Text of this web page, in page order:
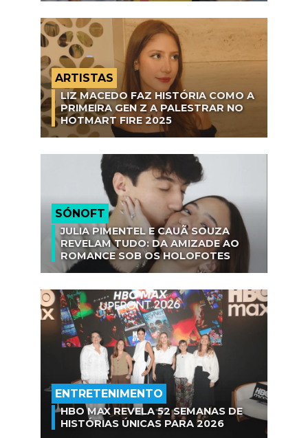
ARTISTAS
LIZ MACEDO FAZ HISTÓRIA COMO A
PRIMEIRA GEN Z A PALESTRAR NO
HOTMART FIRE 2025
SÓNOFT
JULIA PIMENTEL E CAUÃ SOUZA
REVELAM TUDO: DA AMIZADE AO
ROMANCE SOB OS HOLOFOTES
ENTRETENIMENTO
HBO MAX REVELA 52 SEMANAS DE
HISTÓRIAS ÚNICAS PARA 2026